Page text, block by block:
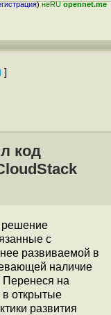
)неRUopennet.me
]
код
решение
с
развиваемой в
наличие
Перенеся на
в открытые
развития